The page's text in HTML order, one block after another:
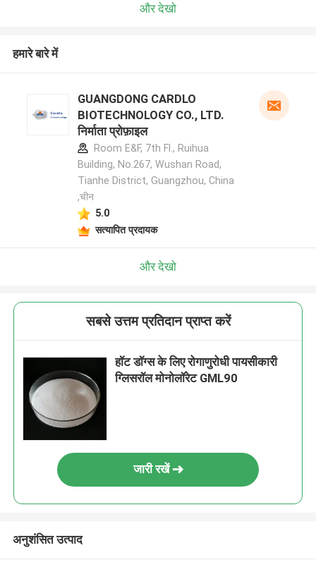
और देखो
हमारे बारे में
GUANGDONG CARDLO
BIOTECHNOLOGY CO., LTD.
निर्माता प्रोफ़ाइल
Room E&F, 7th Fl., Ruihua
Building, No.267, Wushan Road,
Tianhe District, Guangzhou, China
,चीन
5.0
सत्यापित प्रदायक
और देखो
सबसे उत्तम प्रतिदान प्राप्त करें
हॉट डॉग्स के लिए रोगाणुरोधी पायसीकारी
ग्लिसरॉल मोनोलॉरेट GML90
जारी रखें
अनुशंसित उत्पाद